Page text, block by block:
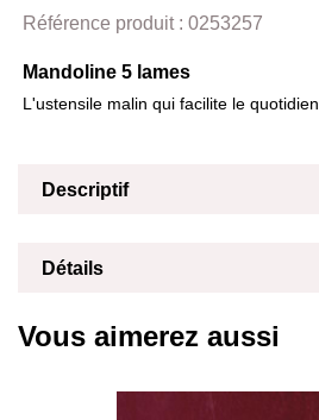
Référence produit : 0253257
Mandoline 5 lames
L'ustensile malin qui facilite le quotidien
Descriptif
Détails
Vous aimerez aussi